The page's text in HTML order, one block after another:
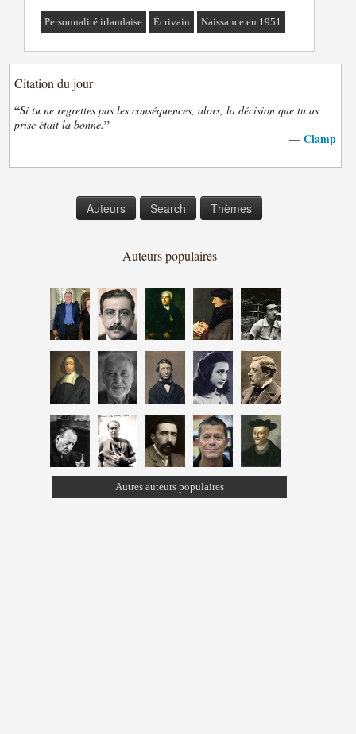
Personnalité irlandaise Écrivain Naissance en 1951
Citation du jour
“Si tu ne regrettes pas les conséquences, alors, la décision que tu as
prise était la bonne.”
— Clamp
Auteurs Search Thèmes
Auteurs populaires
Autres auteurs populaires